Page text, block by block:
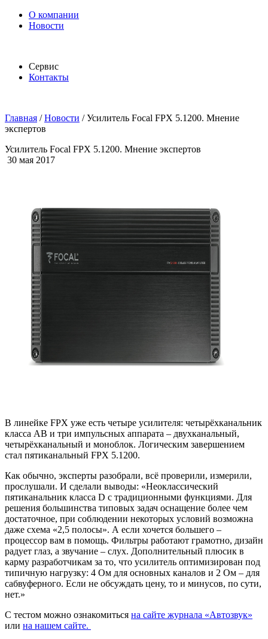
О компании
Новости
Сервис
Контакты
Главная /Новости /Усилитель Focal FPX 5.1200. Мнение
экспертов
Усилитель Focal FPX 5.1200. Мнение экспертов
30 мая 2017
В линейке FPX уже есть четыре усилителя: четырёхканальник
класса AB и три импульсных аппарата – двухканальный,
четырёхканальный и моноблок. Логическим завершением
стал пятиканальный FPX 5.1200.
Как обычно, эксперты разобрали, всё проверили, измерили,
прослушали. И сделали выводы: «Неоклассический
пятиканальник класса D с традиционными функциями. Для
решения большинства типовых задач оснащение более чем
достаточное, при соблюдении некоторых условий возможна
даже схема «2,5 полосы». А если хочется большего –
процессор вам в помощь. Фильтры работают грамотно, дизайн
радует глаз, а звучание – слух. Дополнительный плюсик в
карму разработчикам за то, что усилитель оптимизирован под
типичную нагрузку: 4 Ом для основных каналов и 2 Ом – для
сабвуферного. Если не обсуждать цену, то и минусов, по сути,
нет.»
С тестом можно ознакомиться на сайте журнала «Автозвук»
или на нашем сайте.